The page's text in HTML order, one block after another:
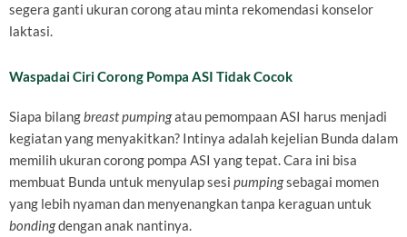
segera ganti ukuran corong atau minta rekomendasi konselor
laktasi.
Waspadai Ciri Corong Pompa ASI Tidak Cocok
Siapa bilangbreast pumpingatau pemompaan ASI harus menjadi
kegiatan yang menyakitkan? Intinya adalah kejelian Bunda dalam
memilih ukuran corong pompa ASI yang tepat. Cara ini bisa
membuat Bunda untuk menyulap sesi pumpingsebagai momen
yang lebih nyaman dan menyenangkan tanpa keraguan untuk
bondingdengan anak nantinya.